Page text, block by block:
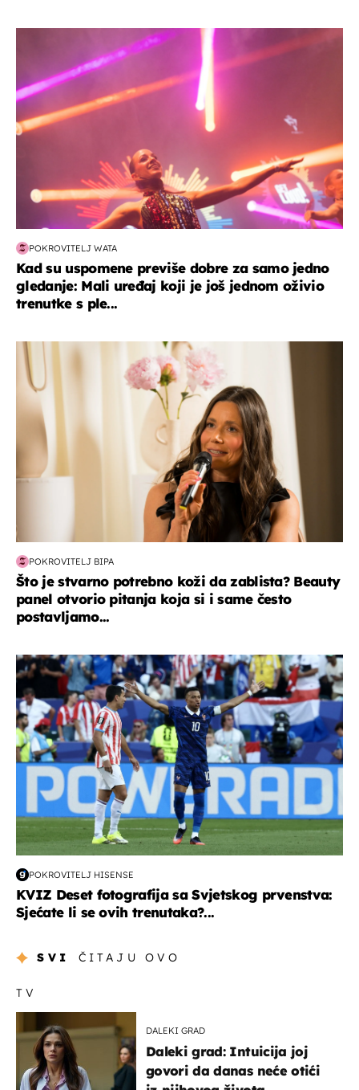
POKROVITELJ WATA
Kad su uspomene previše dobre za samo jedno
gledanje: Mali uređaj koji je još jednom oživio
trenutke s ple...
moda & ljepota
POKROVITELJ BIPA
Što je stvarno potrebno koži da zablista? Beauty
panel otvorio pitanja koja si i same često
postavljamo...
svjetsko prvenstvo 2026
POKROVITELJ HISENSE
KVIZ Deset fotografija sa Svjetskog prvenstva:
Sjećate li se ovih trenutaka?...
SVI ČITAJU OVO
TV
DALEKI GRAD
Daleki grad: Intuicija joj
govori da danas neće otići